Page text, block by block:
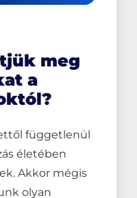
meg
a
függetlenül
életében
Akkor mégis
olyan